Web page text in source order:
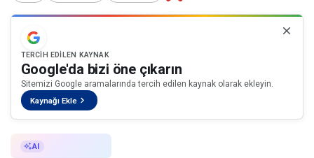
TERCIH EDILEN KAYNAK
Google'da bizi öne çıkarın
Sitemizi Google aramalarında tercih edilen kaynak olarak ekleyin.
Kaynağı Ekle
AI